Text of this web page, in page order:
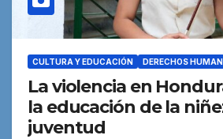
CULTURA Y EDUCACIÓN DERECHOS
La violencia en
la educación de la
juventud